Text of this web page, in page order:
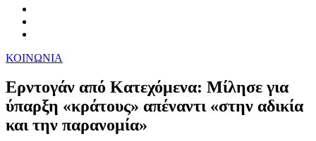
ΚΟΙΝΩΝΙΑ
Ερντογάν από Κατεχόμενα: Μίλησε για
ύπαρξη «κράτους» απέναντι «στην αδικία
και την παρανομία»